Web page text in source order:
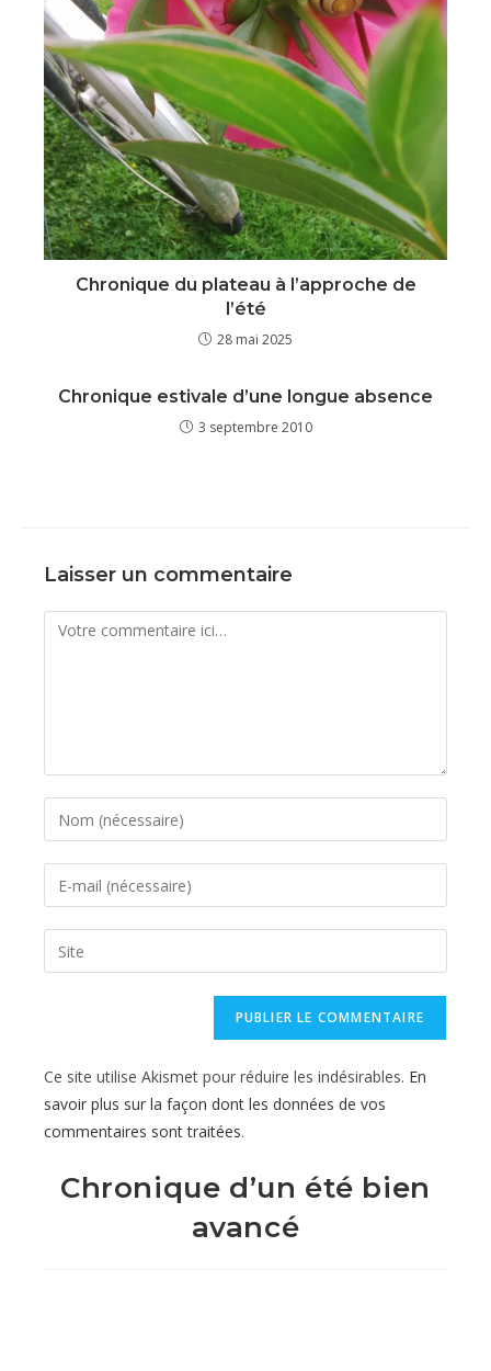
Chronique du plateau à l’approche de
l’été
28 mai 2025
Chronique estivale d’une longue absence
3 septembre 2010
Laisser un commentaire
Comment
Enter
your
name
comment
Enter
your
email
address
Saisir
l’URL
(facultatif)
Ce site utilise Akismet pour réduire les indésirables. En
savoir plus sur la façon dont les données de vos
commentaires sont traitées.
Chronique d’un été bien
avancé